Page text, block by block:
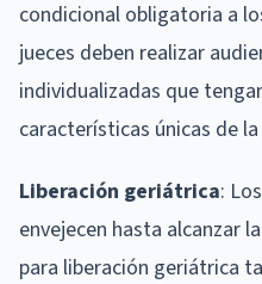
condicional obligatoria a
jueces deben realizar
individualizadas que
características únicas de
Liberación geriátrica:
envejecen hasta alcanzar
para liberación geriátrica